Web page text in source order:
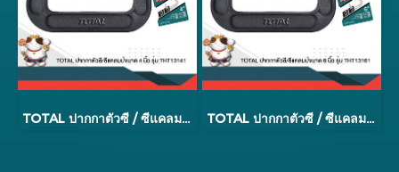
TOTAL ปากกาตัวซี / ซีแคลมป์ รุ่น THT13151 TOTAL ปากกาตัวซี / ซีแคลมป์ รุ่น THT13161